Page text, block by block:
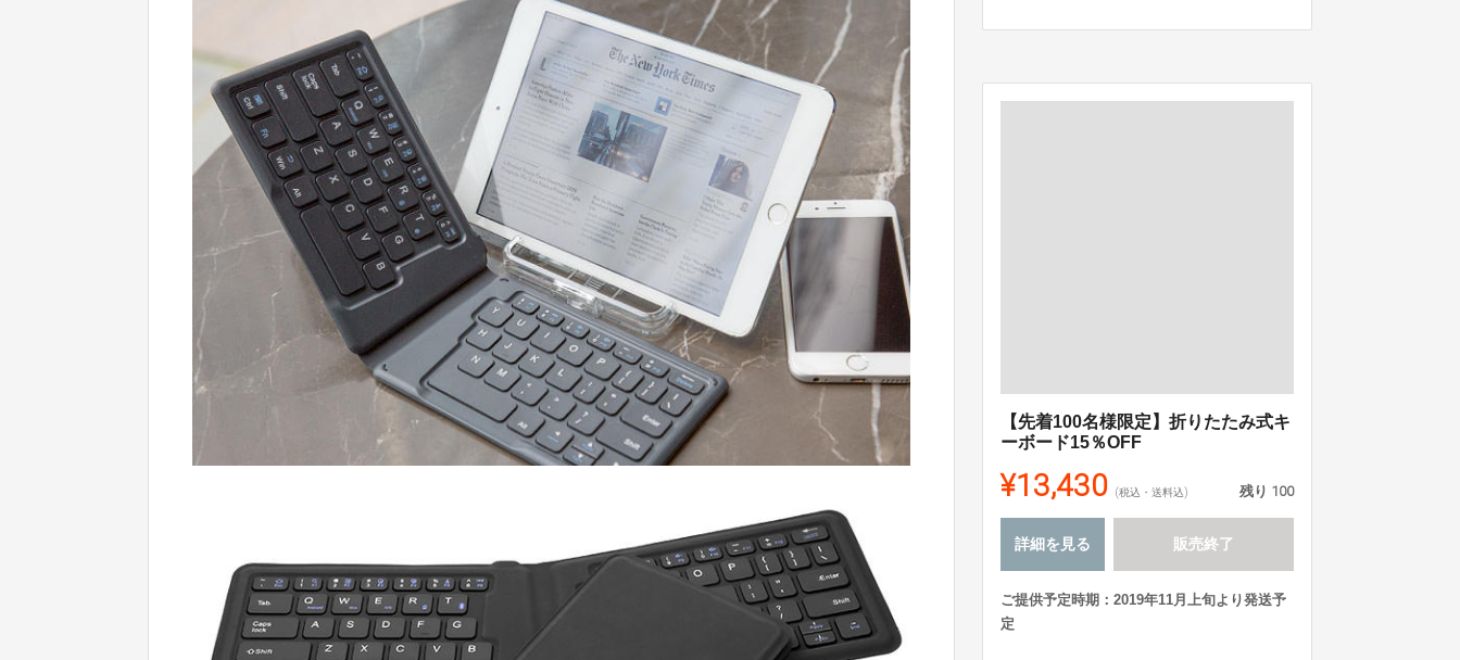
【先着100名様限定】折りたたみ式キ
ーボード15％OFF
¥13,430 (税込・送料込) 残り 100
詳細を見る 販売終了
ご提供予定時期：2019年11月上旬より発送予
定